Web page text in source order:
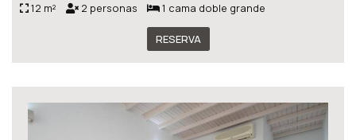
12 m² 2 personas 1 cama doble grande
RESERVA